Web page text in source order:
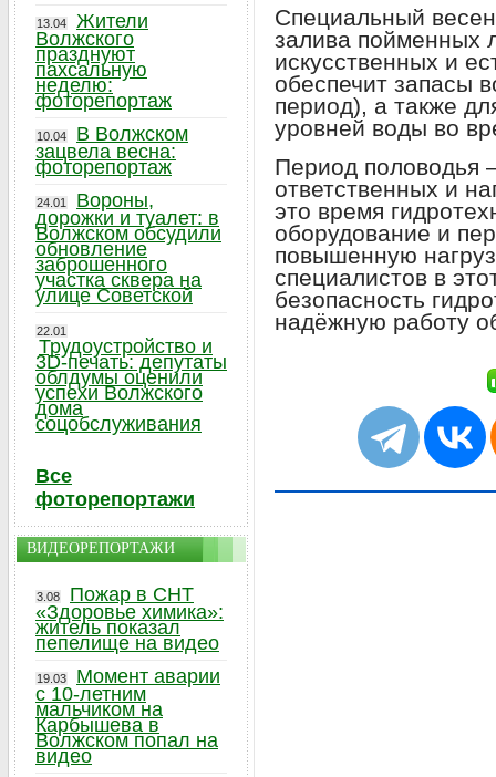
Специальный
залива пойменных
искусственных и
обеспечит запасы
период), а также
уровней воды во
Период половодья
ответственных и
это время
оборудование и
повышенную
специалистов в
безопасность
надёжную работу
13.04
Жители
Волжского
празднуют
пахсальную
неделю:
фоторепортаж
10.04
В Волжском
зацвела весна:
фоторепортаж
24.01
Вороны,
дорожки и туалет: в
Волжском обсудили
обновление
заброшенного
участка сквера на
улице Советской
22.01
Трудоустройство и
3D-печать: депутаты
облдумы оценили
успехи Волжского
дома
соцобслуживания
Все
фоторепортажи
ВИДЕОРЕПОРТАЖИ
3.08
Пожар в СНТ
«Здоровье химика»:
житель показал
пепелище на видео
19.03
Момент аварии
с 10-летним
мальчиком на
Карбышева в
Волжском попал на
видео